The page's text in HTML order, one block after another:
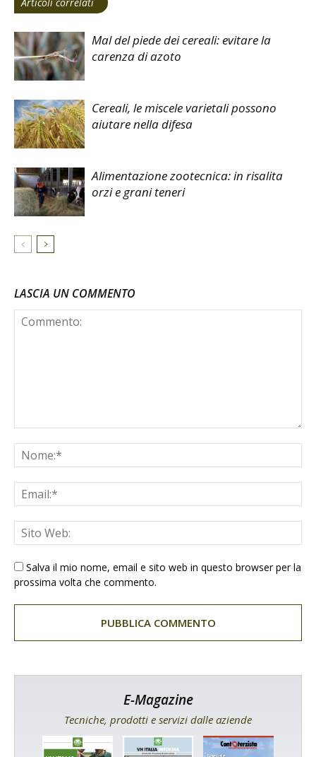
Mal del piede dei cereali: evitare la
carenza di azoto
Cereali, le miscele varietali possono
aiutare nella difesa
Alimentazione zootecnica: in risalita
orzi e grani teneri
LASCIA UN COMMENTO
Salva il mio nome, email e sito web in questo browser per la
prossima volta che commento.
E-Magazine
Tecniche, prodotti e servizi dalle aziende